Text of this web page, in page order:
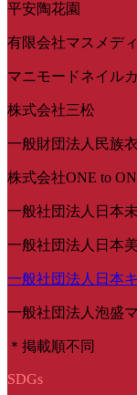
平安陶花園
有限会社マスメデ
マニモードネイル
株式会社三松
一般財団法人民族
株式会社ONE to
一般社団法人日本
一般社団法人日本
一般社団法人日本
一般社団法人泡盛
＊掲載順不同
SDGs